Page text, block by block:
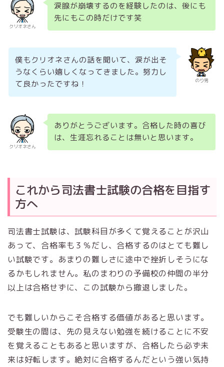
クリオネさん
涙腺が崩壊するのを経験したのは、後にも
先にもこの時だけです笑
のり男
僕もクリオネさんの話を聞いて、涙が出そ
うなくらい嬉しくなってきました。努力し
て良かったですね！
クリオネさん
ありがとうございます。合格した時の喜び
は、生涯忘れることは無いと思います。
これから司法書士試験の合格を目指す
方へ
司法書士試験は、試験科目が多くて覚えることが沢山
あって、合格率も３％だし、合格するのはとても難し
い試験です。あまりの難しさに途中で挫折しそうにな
るかもしれません。私のまわりの予備校の仲間の半分
以上は合格せずに、この試験から撤退しました。
でも難しいからこそ合格する価値があると思います。
受験生の間は、先の見えない勉強を続けることに不安
を覚えることもあると思いますが、合格したら必ず未
来は好転します。絶対に合格するんだという強い気持